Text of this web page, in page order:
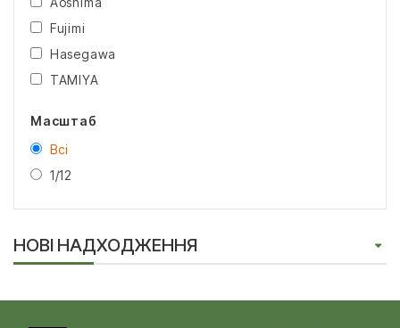
Fujimi
Hasegawa
TAMIYA
Масштаб
Всі
1/12
НОВІ НАДХОДЖЕННЯ